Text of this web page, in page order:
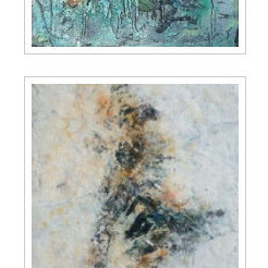
Tänzerin im
Schnee.jpg